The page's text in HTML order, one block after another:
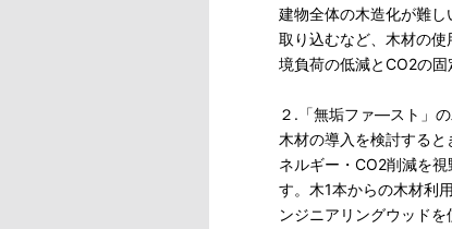
建物全体の木造化が難
取り込むなど、木材の
境負荷の低減とCO2の固
２.「無垢ファ―スト」
木材の導入を検討する
ネルギー・CO2削減を
す。木1本からの木材利
ンジニアリングウッド